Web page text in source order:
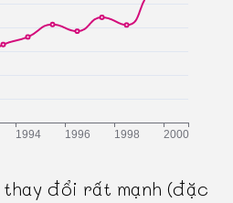
đổi rất mạnh (đặc